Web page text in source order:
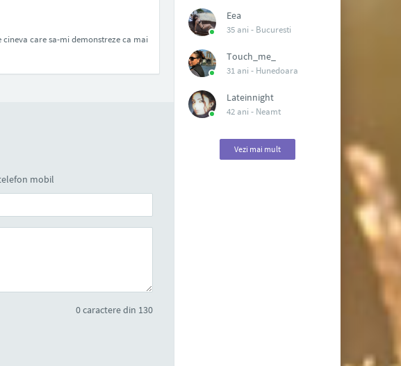
care sa-mi demonstreze ca mai
mobil
0caractere din 130
Eea
35 ani - Bucuresti
Touch_me_
31 ani - Hunedoara
Lateinnight
42 ani - Neamt
Vezi mai mult